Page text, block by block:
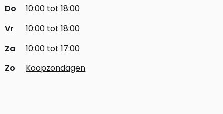
Do
10:00 tot 18:00
Vr
10:00 tot 18:00
Za
10:00 tot 17:00
Zo
Koopzondagen